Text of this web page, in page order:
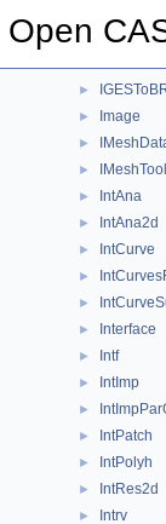
Open
►
► Image
►
►
► IntAna
► IntAna2d
► IntCurve
►
►
► Interface
► Intf
► IntImp
►
► IntPatch
► IntPolyh
► IntRes2d
► Intrv